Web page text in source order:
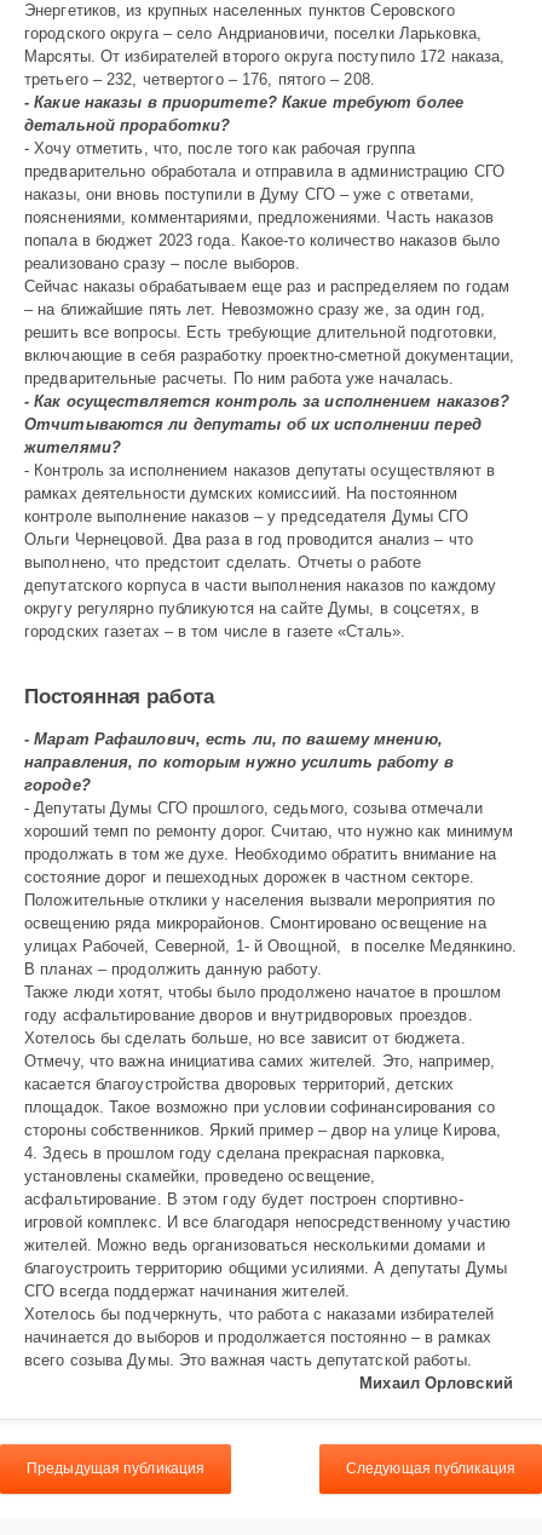
Энергетиков, из крупных населенных пунктов Серовского
городского округа – село Андриановичи, поселки Ларьковка,
Марсяты. От избирателей второго округа поступило 172 наказа,
третьего – 232, четвертого – 176, пятого – 208.
- Какие наказы в приоритете? Какие требуют более
детальной проработки?
- Хочу отметить, что, после того как рабочая группа
предварительно обработала и отправила в администрацию СГО
наказы, они вновь поступили в Думу СГО – уже с ответами,
пояснениями, комментариями, предложениями. Часть наказов
попала в бюджет 2023 года. Какое-то количество наказов было
реализовано сразу – после выборов.
Сейчас наказы обрабатываем еще раз и распределяем по годам
– на ближайшие пять лет. Невозможно сразу же, за один год,
решить все вопросы. Есть требующие длительной подготовки,
включающие в себя разработку проектно-сметной документации,
предварительные расчеты. По ним работа уже началась.
- Как осуществляется контроль за исполнением наказов?
Отчитываются ли депутаты об их исполнении перед
жителями?
- Контроль за исполнением наказов депутаты осуществляют в
рамках деятельности думских комиссиий. На постоянном
контроле выполнение наказов – у председателя Думы СГО
Ольги Чернецовой. Два раза в год проводится анализ – что
выполнено, что предстоит сделать. Отчеты о работе
депутатского корпуса в части выполнения наказов по каждому
округу регулярно публикуются на сайте Думы, в соцсетях, в
городских газетах – в том числе в газете «Сталь».
Постоянная работа
- Марат Рафаилович, есть ли, по вашему мнению,
направления, по которым нужно усилить работу в
городе?
- Депутаты Думы СГО прошлого, седьмого, созыва отмечали
хороший темп по ремонту дорог. Считаю, что нужно как минимум
продолжать в том же духе. Необходимо обратить внимание на
состояние дорог и пешеходных дорожек в частном секторе.
Положительные отклики у населения вызвали мероприя­тия по
освещению ряда микрорайонов. Смонтировано освещение на
улицах Рабочей, Северной, 1- й Овощной, в поселке Медянкино.
В планах – продолжить данную работу.
Также люди хотят, чтобы было продолжено начатое в прошлом
году асфальтирование дворов и внутридворовых проездов.
Хотелось бы сделать больше, но все зависит от бюджета.
Отмечу, что важна инициа­тива самих жителей. Это, например,
касается благоустройства дворовых территорий, детских
площадок. Такое возможно при условии софинансирования со
стороны собственников. Яркий пример – двор на улице Кирова,
4. Здесь в прошлом году сделана прекрасная парковка,
установлены скамейки, проведено освещение,
асфальтирование. В этом году будет построен спортивно-
игровой комплекс. И все благодаря непосредственному участию
жителей. Можно ведь организоваться несколькими домами и
благоустроить территорию общими усилиями. А депутаты Думы
СГО всегда поддержат начинания жителей.
Хотелось бы подчеркнуть, что работа с наказами избирателей
начинается до выборов и продолжается постоянно – в рамках
всего созыва Думы. Это важная часть депутатской работы.
Михаил Орловский
Предыдущая публикация Следующая публикация